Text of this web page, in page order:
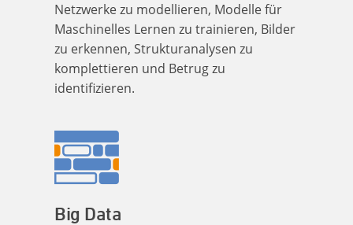
Netzwerke zu modellieren, Modelle für
Maschinelles Lernen zu trainieren, Bilder
zu erkennen, Strukturanalysen zu
komplettieren und Betrug zu
identifizieren.
Big Data